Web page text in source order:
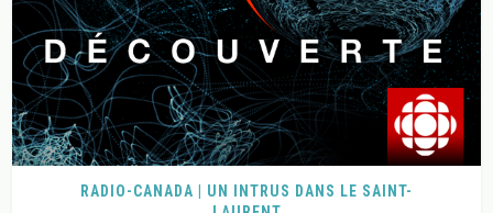
RADIO-CANADA | UN INTRUS DANS LE SAINT-